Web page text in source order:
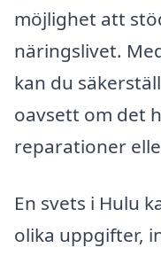
möjlighet att
näringslivet.
kan du
oavsett om det
reparationer
En svets i Hulu
olika uppgifter,